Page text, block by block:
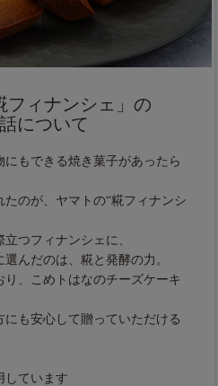
フィナンシェ」の
について
にもできる焼き菓子があったら
のが、ヤマトの“糀フィナンシ
つフィナンシェに、
んだのは、糀と発酵の力。
、こめトはなのチーズケーキ
も安心して贈っていただける
しています